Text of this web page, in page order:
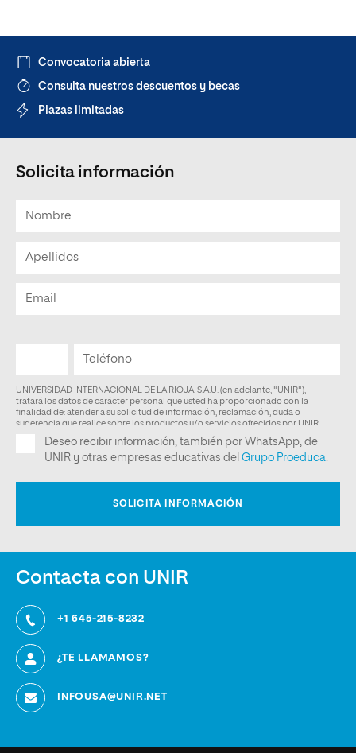
Convocatoria abierta
Consulta nuestros descuentos y becas
Plazas limitadas
Solicita información
Contacta con UNIR
+1 645-215-8232
¿TE LLAMAMOS?
INFOUSA@UNIR.NET